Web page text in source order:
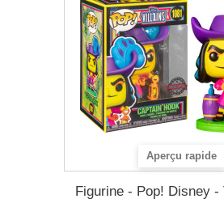
Aperçu rapide
Figurine - Pop! Disney -